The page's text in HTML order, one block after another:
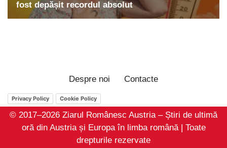
Despre noi Contacte
Privacy Policy Cookie Policy
© 2017–2026 Ziarul Românesc Austria – Știri de ultimă
oră din Austria și Europa în limba română | Toate
drepturile rezervate